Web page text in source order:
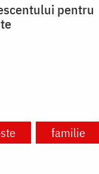
pentru
familie